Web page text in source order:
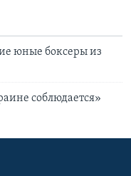
юные боксеры из
соблюдается»